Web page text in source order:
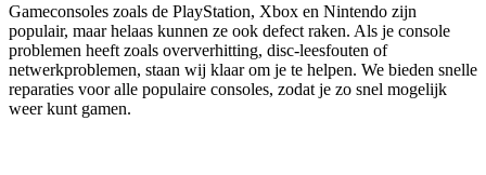
Gameconsoles zoals de PlayStation, Xbox en Nintendo zijn
populair, maar helaas kunnen ze ook defect raken. Als je console
problemen heeft zoals oververhitting, disc-leesfouten of
netwerkproblemen, staan wij klaar om je te helpen. We bieden snelle
reparaties voor alle populaire consoles, zodat je zo snel mogelijk
weer kunt gamen.